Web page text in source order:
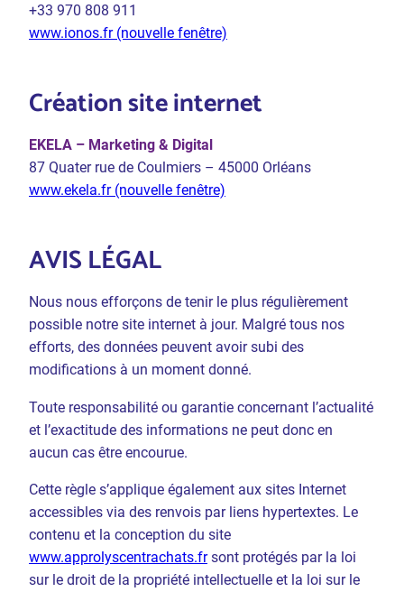
+33 970 808 911
www.ionos.fr (nouvelle fenêtre)
Création site internet
EKELA – Marketing & Digital
87 Quater rue de Coulmiers – 45000 Orléans
www.ekela.fr (nouvelle fenêtre)
AVIS LÉGAL
Nous nous efforçons de tenir le plus régulièrement
possible notre site internet à jour. Malgré tous nos
efforts, des données peuvent avoir subi des
modifications à un moment donné.
Toute responsabilité ou garantie concernant l’actualité
et l’exactitude des informations ne peut donc en
aucun cas être encourue.
Cette règle s’applique également aux sites Internet
accessibles via des renvois par liens hypertextes. Le
contenu et la conception du site
www.approlyscentrachats.frsont protégés par la loi
sur le droit de la propriété intellectuelle et la loi sur le